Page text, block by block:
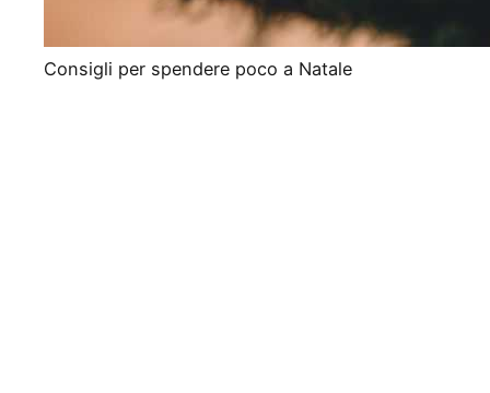
Consigli per spendere poco a Natale